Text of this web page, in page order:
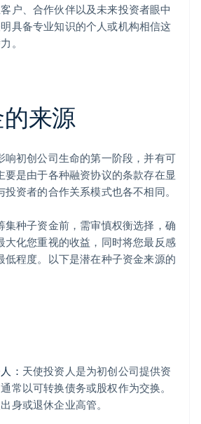
户、合作伙伴以及未来投资者眼中
具备专业知识的个人或机构相信这
。
来源
响初创公司生命的第一阶段，并有可
要是由于各种融资协议的条款存在显
资者的合作关系模式也各不相同。
集种子资金前，需审慎权衡选择，确
大化您重视的收益，同时将您最反感
低程度。以下是潜在种子资金来源的
： 天使投资人是为初创公司提供资
常以可转换债务或股权作为交换。
身或退休企业高管。